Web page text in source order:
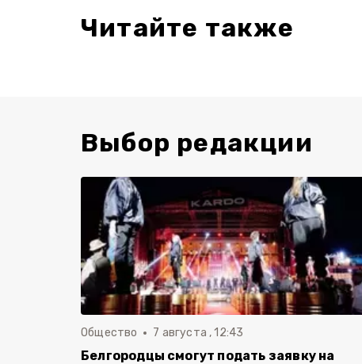
Читайте также
Выбор редакции
Общество 7 августа , 12:43
Белгородцы смогут подать заявку на